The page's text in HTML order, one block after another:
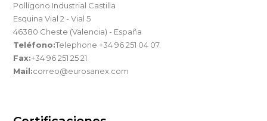
Pollígono Industrial Castilla
Esquina Vial 2 - Vial 5
46380 Cheste (Valencia) - España
Teléfono:Telephone +34 96 251 04 07.
Fax:+34 96 251 25 21
Mail:correo@eurosanex.com